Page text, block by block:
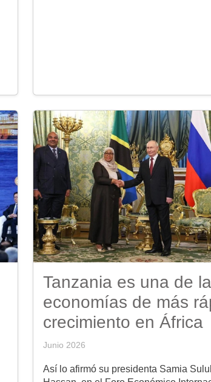
Tanzania es una de
economías de más
crecimiento en África
Junio 2026
Así lo afirmó su presidenta Samia